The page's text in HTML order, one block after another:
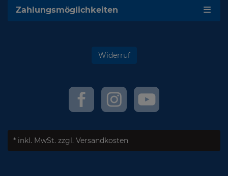
Zahlungsmöglichkeiten
Widerruf
* inkl. MwSt. zzgl. Versandkosten